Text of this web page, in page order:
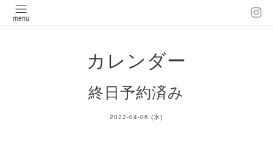
カレンダー
終日予約済み
2022-04-06 (水)